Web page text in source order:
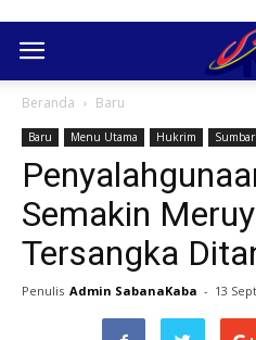
Beranda Baru
Baru Menu Utama Hukrim Sumbar
Semakin
Tersangka
Penulis Admin SabanaKaba - 13